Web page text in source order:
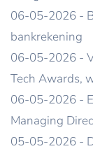
06-05-2026 -
bankrekening
06-05-2026 -
Tech Awards,
06-05-2026 -
Managing
05-05-2026 -